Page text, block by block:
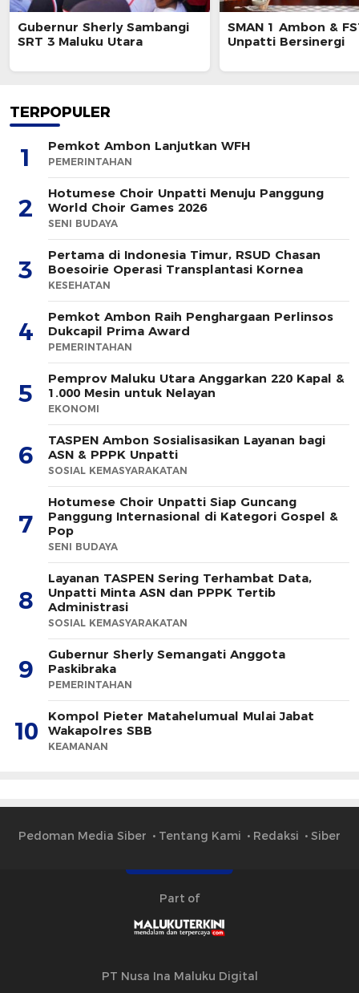
Gubernur Sherly Sambangi
SRT 3 Maluku Utara
SMAN 1 Ambon &
Unpatti Bersinergi
TERPOPULER
1 Pemkot Ambon Lanjutkan WFH
PEMERINTAHAN
2
Hotumese Choir Unpatti Menuju Panggung
World Choir Games 2026
SENI BUDAYA
3
Pertama di Indonesia Timur, RSUD Chasan
Boesoirie Operasi Transplantasi Kornea
KESEHATAN
4
Pemkot Ambon Raih Penghargaan Perlinsos
Dukcapil Prima Award
PEMERINTAHAN
5
Pemprov Maluku Utara Anggarkan 220 Kapal &
1.000 Mesin untuk Nelayan
EKONOMI
6
TASPEN Ambon Sosialisasikan Layanan bagi
ASN & PPPK Unpatti
SOSIAL KEMASYARAKATAN
7
Hotumese Choir Unpatti Siap Guncang
Panggung Internasional di Kategori Gospel &
Pop
SENI BUDAYA
8
Layanan TASPEN Sering Terhambat Data,
Unpatti Minta ASN dan PPPK Tertib
Administrasi
SOSIAL KEMASYARAKATAN
9
Gubernur Sherly Semangati Anggota
Paskibraka
PEMERINTAHAN
10
Kompol Pieter Matahelumual Mulai Jabat
Wakapolres SBB
KEAMANAN
Pedoman Media Siber Tentang Kami Redaksi Siber
Part of
PT Nusa Ina Maluku Digital